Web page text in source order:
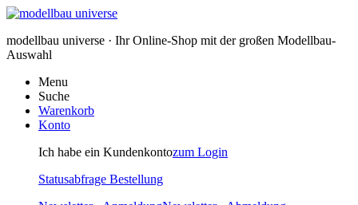
modellbau universe · Ihr Online-Shop mit der großen Modellbau-
Auswahl
Menu
Suche
Warenkorb
Konto
Ich habe ein Kundenkontozum Login
Statusabfrage Bestellung